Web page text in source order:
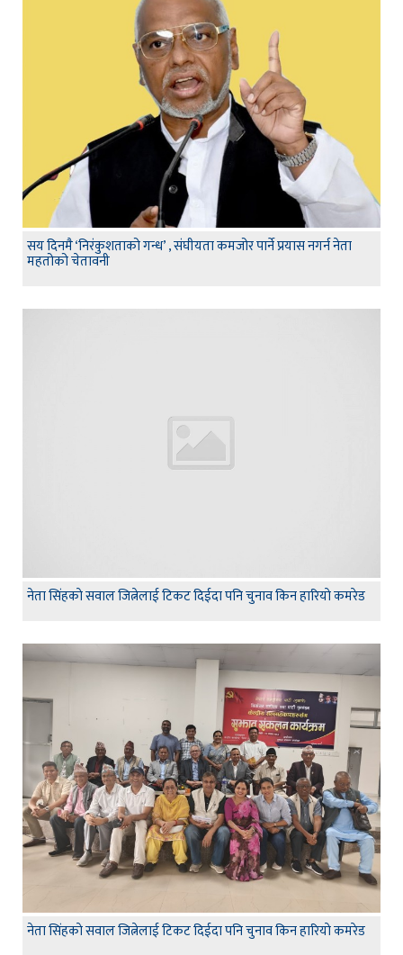
सय दिनमै ‘निरंकुशताको गन्ध’ , संघीयता कमजोर पार्ने प्रयास नगर्न नेता
महतोको चेतावनी
नेता सिंहकाे सवाल जित्नेलाई टिकट दिईदा पनि चुनाव किन हारियाे कमरेड
नेता सिंहकाे सवाल जित्नेलाई टिकट दिईदा पनि चुनाव किन हारियाे कमरेड